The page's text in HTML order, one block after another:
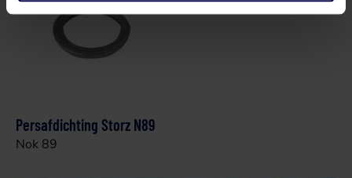
Persafdichting Storz N89
Nok 89